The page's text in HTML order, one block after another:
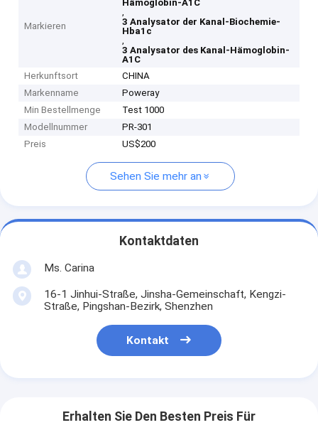
Markieren
Hämoglobin-A1C
,
3 Analysator der Kanal-Biochemie-
Hba1c
,
3 Analysator des Kanal-Hämoglobin-
A1C
Herkunftsort
CHINA
Markenname
Poweray
Min Bestellmenge
Test 1000
Modellnummer
PR-301
Preis
US$200
Sehen Sie mehr an
Kontaktdaten
Ms. Carina
16-1 Jinhui-Straße, Jinsha-Gemeinschaft, Kengzi-
Straße, Pingshan-Bezirk, Shenzhen
Kontakt
Erhalten Sie Den Besten Preis Für